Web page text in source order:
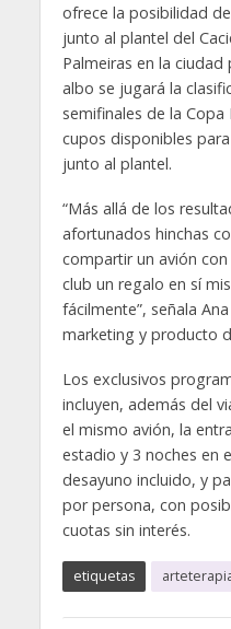
ofrece la posibilidad
junto al plantel del
Palmeiras en la
albo se jugará la
semifinales de la
cupos disponibles
junto al plantel.
“Más allá de los
afortunados hinchas
compartir un avión
club un regalo en sí
fácilmente”, señala
marketing y producto
Los exclusivos
incluyen, además del
el mismo avión, la
estadio y 3 noches en
desayuno incluido, y
por persona, con
cuotas sin interés.
etiquetas